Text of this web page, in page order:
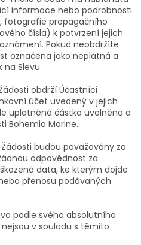
informace nebo podrobnosti
fotografie propagačního
čísla) k potvrzení jejich
Pokud neobdržíte
označena jako neplatná a
Slevu.
obdrží Účastníci
účet uvedený v jejich
uplatněná částka uvolněna a
Bohemia Marine.
budou považovány za
odpovědnost za
data, ke kterým dojde
přenosu podávaných
podle svého absolutního
v souladu s těmito